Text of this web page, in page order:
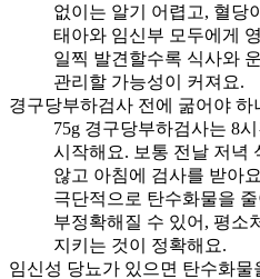
없이는 알기 어렵고, 혈당
태아와 임신부 모두에게
일찍 발견할수록 식사와
관리할 가능성이 커져요.
경구당부하검사 전에 굶어야 하
75g 경구당부하검사는 8
시작해요. 보통 전날 저녁
않고 아침에 검사를 받아
극단적으로 탄수화물을
부정확해질 수 있어, 평소
지키는 것이 정확해요.
임신성 당뇨가 있으면 탄수화